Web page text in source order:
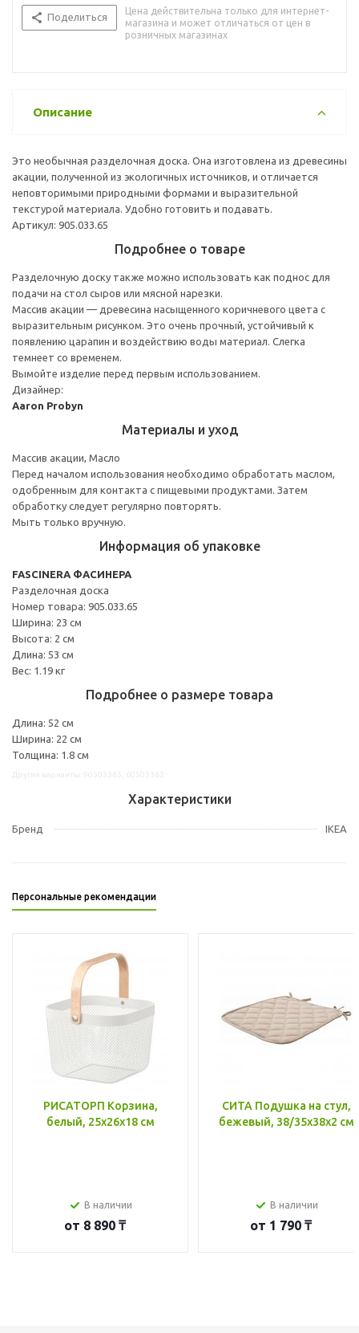
Поделиться
Цена действительна только для интернет-
магазина и может отличаться от цен в
розничных магазинах
Описание
Это необычная разделочная доска. Она изготовлена из древесины
акации, полученной из экологичных источников, и отличается
неповторимыми природными формами и выразительной
текстурой материала. Удобно готовить и подавать.
Артикул: 905.033.65
Подробнее о товаре
Разделочную доску также можно использовать как поднос для
подачи на стол сыров или мясной нарезки.
Массив акации — древесина насыщенного коричневого цвета с
выразительным рисунком. Это очень прочный, устойчивый к
появлению царапин и воздействию воды материал. Слегка
темнеет со временем.
Вымойте изделие перед первым использованием.
Дизайнер:
Aaron Probyn
Материалы и уход
Массив акации, Масло
Перед началом использования необходимо обработать маслом,
одобренным для контакта с пищевыми продуктами. Затем
обработку следует регулярно повторять.
Мыть только вручную.
Информация об упаковке
FASCINERA ФАСИНЕРА
Разделочная доска
Номер товара: 905.033.65
Ширина: 23 см
Высота: 2 см
Длина: 53 см
Вес: 1.19 кг
Подробнее о размере товара
Длина: 52 см
Ширина: 22 см
Толщина: 1.8 см
Характеристики
Бренд IKEA
Персональные рекомендации
РИСАТОРП Корзина,
белый, 25x26x18 см
В наличии
от 8 890 ₸
СИТА Подушка на стул,
бежевый, 38/35x38x2 см
В наличии
от 1 790 ₸